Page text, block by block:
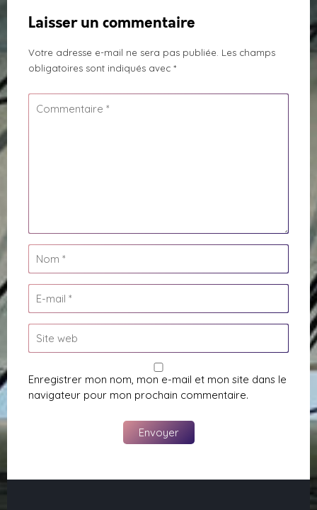
Laisser un commentaire
Votre adresse e-mail ne sera pas publiée. Les champs
obligatoires sont indiqués avec *
Enregistrer mon nom, mon e-mail et mon site dans le
navigateur pour mon prochain commentaire.